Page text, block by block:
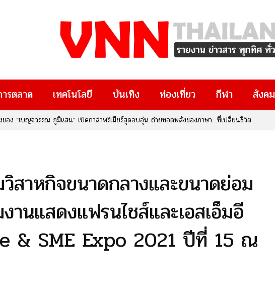
รตลาด เทคโนโลยี บันเทิง ท่องเที่ยว กีฬา สังคม
ง “เบญจวรรณ ภูมิแสน” เปิดกาล่าพรีเมียร์สุดอบอุ่น ถ่ายทอดพลังของภาษา…ที่เปลี่ยนชีวิต
เป็น “รายได้” : กรมทรัพย์สินทางปัญญา จับมือ สกสว. เปิดตัวงานใหญ่แห่งปี “IP x Venture
สาหกิจขนาดกลางและขนาดย่อม
านแสดงแฟรนไชส์และเอสเอ็มอี
& SME Expo 2021 ปีที่ 15 ณ